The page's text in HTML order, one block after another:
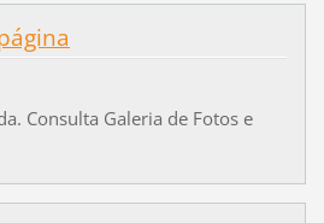
Consulta Galeria de Fotos e